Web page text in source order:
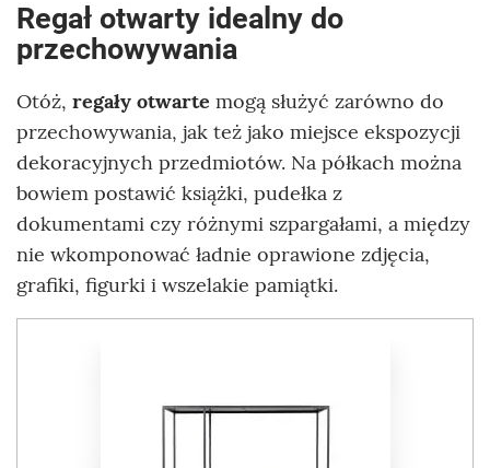
Regał otwarty idealny do
przechowywania
Otóż, regały otwarte mogą służyć zarówno do
przechowywania, jak też jako miejsce ekspozycji
dekoracyjnych przedmiotów. Na półkach można
bowiem postawić książki, pudełka z
dokumentami czy różnymi szpargałami, a między
nie wkomponować ładnie oprawione zdjęcia,
grafiki, figurki i wszelakie pamiątki.